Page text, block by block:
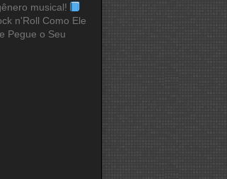
musical!
n'Roll Como Ele
Pegue o Seu